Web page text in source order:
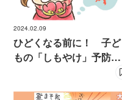
2024.02.09
ひどくなる前に！ 子ど
もの「しもやけ」予防と
対策【現役小児科医が解